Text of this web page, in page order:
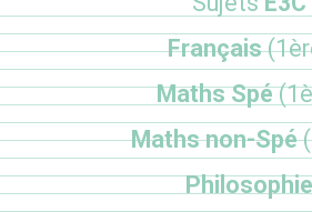
Français
Maths Spé
Maths non-Spé
Philosophie